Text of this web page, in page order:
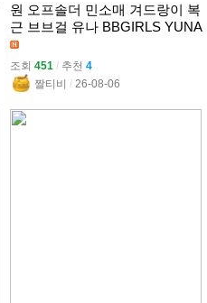
원 오프솔더 민소매 겨드랑이 복
근 브브걸 유나 BBGIRLS YUNA
조회 451 l 추천 4
짤티비 l 26-08-06